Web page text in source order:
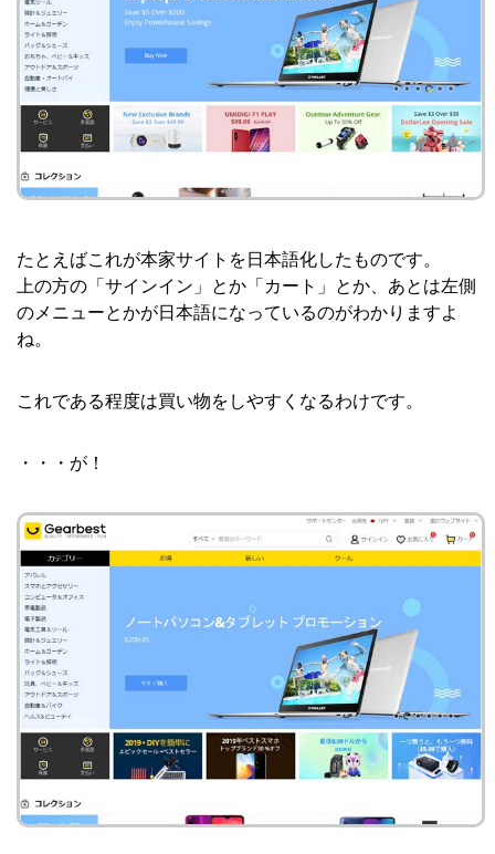
たとえばこれが本家サイトを日本語化したものです。
上の方の「サインイン」とか「カート」とか、あとは左側
のメニューとかが日本語になっているのがわかりますよ
ね。
これである程度は買い物をしやすくなるわけです。
・・・が！